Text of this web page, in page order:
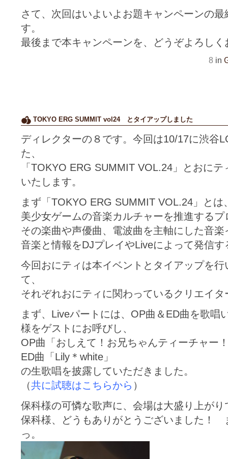
さて、次回はいよいよお題キャンペーンの
す。
最後まで本キャンペーンを、どうぞよろし
8 in
TOKYO ERG SUMMIT vol24 とタイアップしました
ディレクターの８です。今回は10/17に渋谷
た、
「TOKYO ERG SUMMIT VOL.24」とおに
いたします。
まず「TOKYO ERG SUMMIT VOL.24」とは
美少女ゲームの音楽カルチャーを推進する
その楽曲や声優曲、電波曲を主軸にした音
音楽と情報をDJプレイやLiveによって発信
今回おにティは本イベントとタイアップを
て、
それぞれおにティに関わっているクリエイ
まず、Liveパートには、OP曲＆ED曲を歌唱
様をゲストにお呼びし、
OP曲「おしえて！お兄ちゃんティーチャー
ED曲「Lily＊white」
の生歌唱を披露していただきました。
（共に試聴はこちらから ）
保科様の可憐な歌声に、会場は大盛り上がり
保科様、どうもありがとうございました
っ。